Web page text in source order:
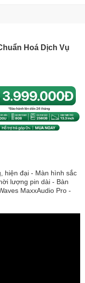
Hoá Dịch Vụ
hiện đại - Màn hình sắc
lượng pin dài - Bàn
MaxxAudio Pro -